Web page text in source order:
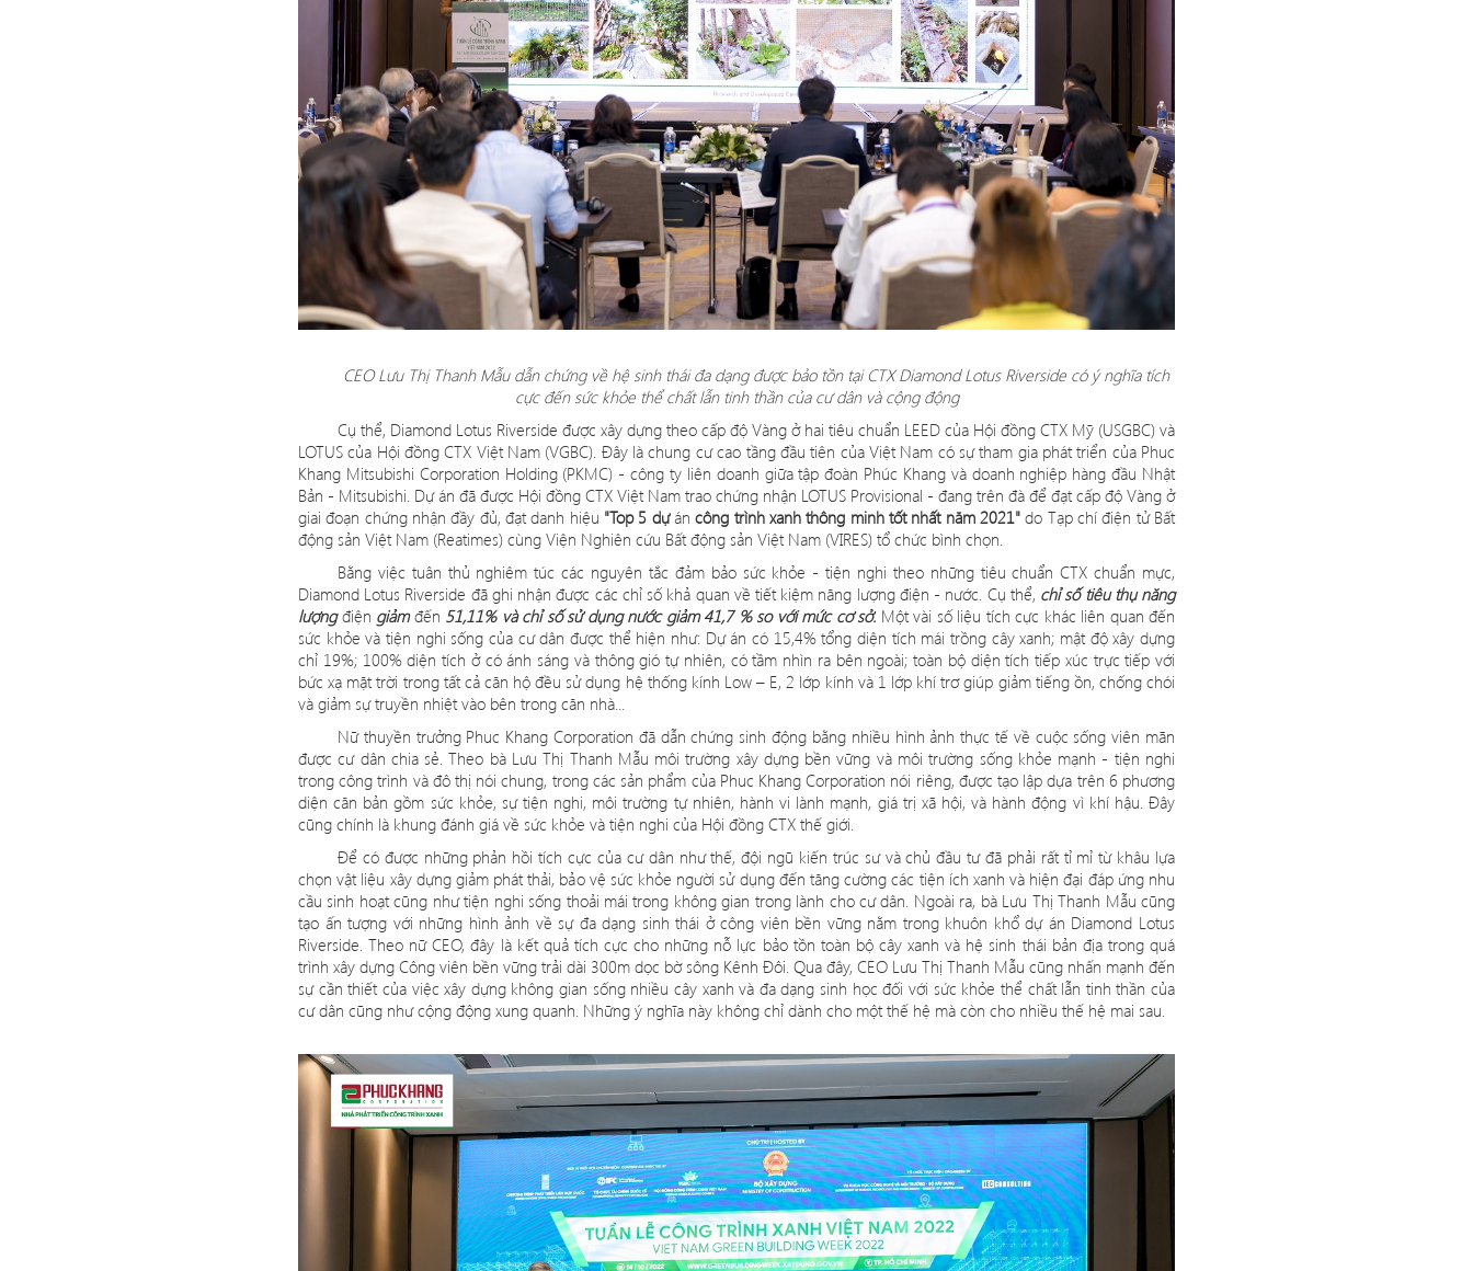
CEO Lưu Thị Thanh Mẫu dẫn chứng về hệ sinh thái đa dạng được bảo tồn tại CTXDiamond Lotus Riverside có ý nghĩa tích
cực đến sức khỏe thể chất lẫn tinh thần của cư dân và cộng động
Cụ thể, Diamond Lotus Riverside được xây dựng theo cấp độ Vàng ở hai tiêu chuẩn LEED của Hội đồng CTX Mỹ (USGBC) và
LOTUS của Hội đồng CTX Việt Nam (VGBC). Đây là chung cư cao tầng đầu tiên của Việt Nam có sự tham gia phát triển của Phuc
Khang Mitsubishi Corporation Holding (PKMC) - công ty liên doanh giữa tậpđoàn Phúc Khang và doanh nghiệp hàng đầu Nhật
Bản - Mitsubishi. Dự án đã được Hội đồng CTX Việt Nam trao chứng nhận LOTUS Provisional - đang trên đà để đạt cấp độ Vàng ở
giai đoạn chứng nhận đầy đủ, đạt danh hiệu "Top 5 dựán công trình xanh thông minh tốt nhất năm 2021" do Tạp chí điện tử Bất
động sản Việt Nam (Reatimes) cùng Viện Nghiên cứu Bất động sản Việt Nam (VIRES) tổ chức bình chọn.
Bằng việc tuân thủ nghiêm túc các nguyên tắc đảm bảo sức khỏe - tiện nghi theo những tiêu chuẩn CTX chuẩn mực,
Diamond Lotus Riverside đã ghi nhận được các chỉ số khả quan về tiết kiệm năng lượng điện - nước. Cụ thể, chỉ số tiêu thụ năng
lượngđiện giảmđến 51,11% và chỉ số sử dụng nước giảm 41,7 % so với mức cơ sở. Một vài số liệu tích cực khác liên quan đến
sức khỏe và tiện nghi sống của cư dân được thể hiện như: Dự án có 15,4% tổng diện tích mái trồng cây xanh; mật độ xây dựng
chỉ 19%; 100% diện tích ở có ánh sáng và thông gió tự nhiên, có tầm nhìn ra bên ngoài; toàn bộ diện tích tiếp xúc trực tiếp với
bức xạ mặt trời trong tất cả căn hộ đều sử dụng hệ thống kính Low – E, 2 lớp kính và 1 lớp khí trơ giúp giảm tiếng ồn, chống chói
và giảm sự truyền nhiệt vào bên trong căn nhà...
Nữ thuyền trưởng Phuc Khang Corporation đã dẫn chứng sinh động bằng nhiều hình ảnh thực tế về cuộc sống viên mãn
được cư dân chia sẻ. Theo bà Lưu Thị Thanh Mẫu môi trường xây dựng bền vững và môi trường sống khỏe mạnh - tiện nghi
trong công trình và đô thị nói chung, trong các sản phẩm của Phuc Khang Corporation nói riêng, được tạo lập dựa trên 6 phương
diện căn bản gồm sức khỏe, sự tiện nghi, môi trường tự nhiên, hành vi lành mạnh, giá trị xã hội, và hành động vì khí hậu. Đây
cũng chính là khung đánh giá về sức khỏe và tiện nghi của Hội đồng CTX thế giới.
Để có được những phản hồi tích cực của cư dân như thế, đội ngũ kiến trúc sư và chủ đầu tư đã phải rất tỉ mỉ từ khâu lựa
chọn vật liệu xây dựng giảm phát thải, bảo vệ sức khỏe người sử dụng đến tăng cường các tiện ích xanh và hiện đại đáp ứng nhu
cầu sinh hoạt cũng như tiện nghi sống thoải mái trong không gian trong lành cho cư dân. Ngoài ra, bà Lưu Thị Thanh Mẫu cũng
tạo ấn tượng với những hình ảnh về sự đa dạng sinh thái ở công viên bền vững nằm trong khuôn khổ dự án Diamond Lotus
Riverside. Theo nữ CEO, đây là kết quả tích cực cho những nỗ lực bảo tồn toàn bộ cây xanh và hệ sinh thái bản địa trong quá
trình xây dựng Công viên bền vững trải dài 300m dọc bờ sông Kênh Đôi. Qua đây, CEO Lưu Thị Thanh Mẫu cũng nhấn mạnh đến
sự cần thiết của việc xây dựng không gian sống nhiều cây xanh và đa dạng sinh học đối với sức khỏe thể chất lẫn tinh thần của
cư dân cũng như cộng động xung quanh. Những ý nghĩa này không chỉ dành cho một thế hệ mà còn cho nhiều thế hệ mai sau.